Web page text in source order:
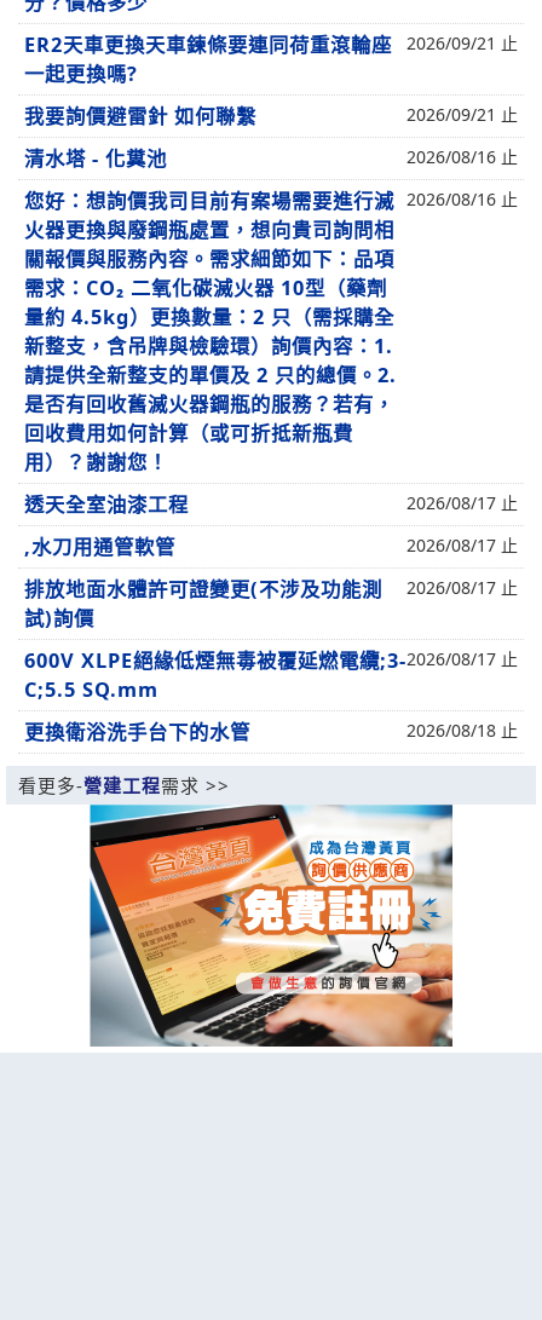
ER2天車更換天車鍊條要連同荷重滾輪座
一起更換嗎?
2026/09/21 止
我要詢價避雷針 如何聯繫 2026/09/21 止
清水塔 - 化糞池 2026/08/16 止
您好：想詢價我司目前有案場需要進行滅
火器更換與廢鋼瓶處置，想向貴司詢問相
關報價與服務內容。需求細節如下：品項
需求：CO₂ 二氧化碳滅火器 10型（藥劑
量約 4.5kg）更換數量：2 只（需採購全
新整支，含吊牌與檢驗環）詢價內容：1.
請提供全新整支的單價及 2 只的總價。2.
是否有回收舊滅火器鋼瓶的服務？若有，
回收費用如何計算（或可折抵新瓶費
用）？謝謝您！
2026/08/16 止
透天全室油漆工程 2026/08/17 止
,水刀用通管軟管 2026/08/17 止
排放地面水體許可證變更(不涉及功能測
試)詢價
2026/08/17 止
600V XLPE絕緣低煙無毒被覆延燃電纜;3-
C;5.5 SQ.mm
2026/08/17 止
更換衛浴洗手台下的水管 2026/08/18 止
看更多-營建工程需求 >>